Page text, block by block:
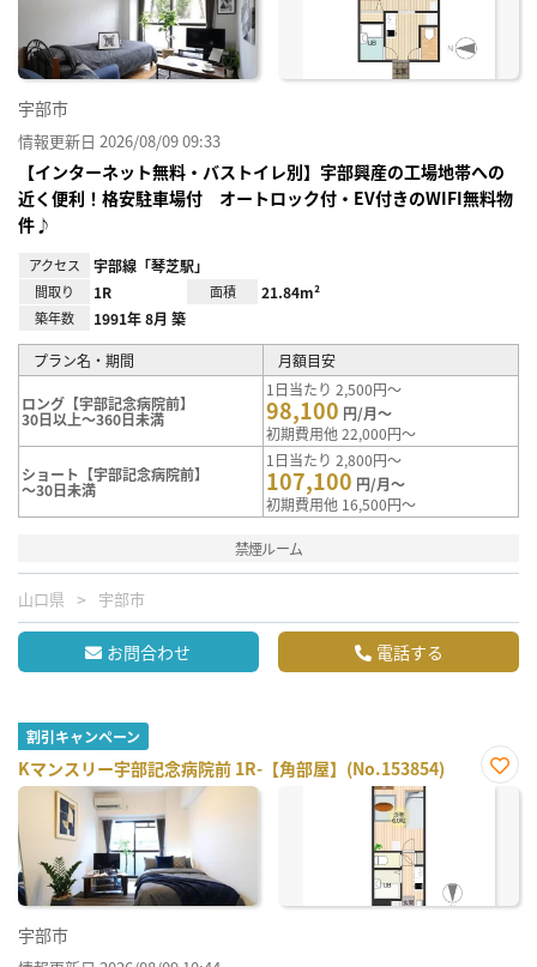
宇部市
情報更新日 2026/08/09 09:33
【インターネット無料・バストイレ別】宇部興産の工場地帯への
近く便利！格安駐車場付 オートロック付・EV付きのWIFI無料物
件♪
アクセス 宇部線「琴芝駅」
間取り 1R 面積 21.84m²
築年数 1991年 8月 築
プラン名・期間 月額目安
ロング【宇部記念病院前】
30日以上～360日未満
1日当たり 2,500円～
98,100 円/月～
初期費用他 22,000円～
ショート【宇部記念病院前】
～30日未満
1日当たり 2,800円～
107,100 円/月～
初期費用他 16,500円～
禁煙ルーム
山口県 宇部市
お問合わせ 電話する
割引キャンペーン
Kマンスリー宇部記念病院前 1R-【角部屋】(No.153854)
お気
宇部市